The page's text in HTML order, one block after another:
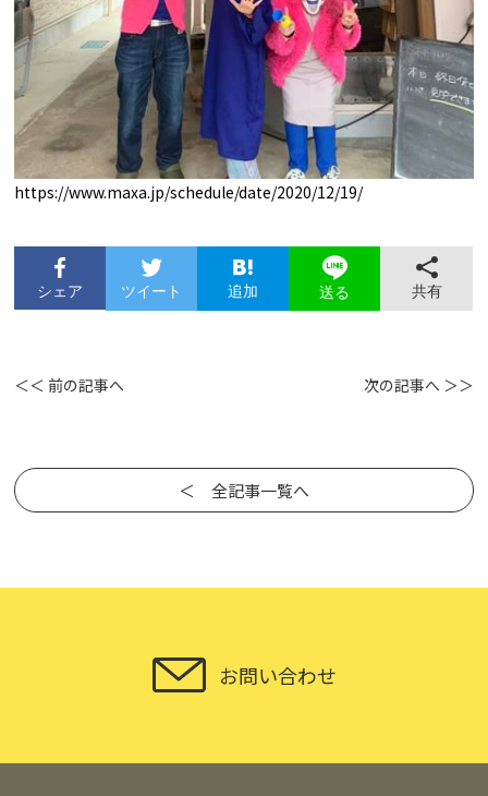
https://www.maxa.jp/schedule/date/2020/12/19/
シェア ツイート 追加 送る 共有
＜＜ 前の記事へ 次の記事へ ＞＞
＜ 全記事一覧へ
お問い合わせ